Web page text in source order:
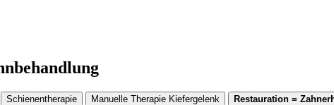
Schienentherapie Manuelle Therapie Kiefergelenk Restauration =